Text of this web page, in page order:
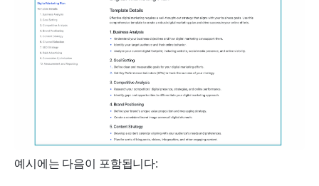
예시에는 다음이 포함됩니다: